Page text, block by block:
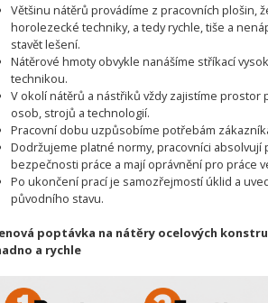
Většinu nátěrů provádíme z pracovních plošin,
horolezecké techniky, a tedy rychle, tiše a
stavět lešení.
Nátěrové hmoty obvykle nanášíme stříkací
technikou.
V okolí nátěrů a nástřiků vždy zajistíme
osob, strojů a technologií.
Pracovní dobu uzpůsobíme potřebám
Dodržujeme platné normy, pracovníci absolvují
bezpečnosti práce a mají oprávnění pro práce
Po ukončení prací je samozřejmostí úklid a
původního stavu.
poptávka na nátěry ocelových
a rychle